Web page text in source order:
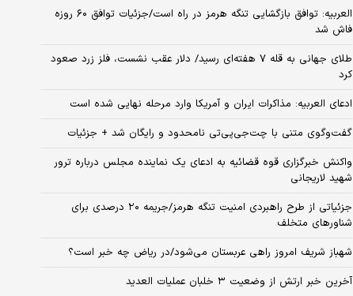
العربیه: توافق بازگشایی تنگه هرمز در راه است/جزئیات توافق ۶۰ روزه
فاش شد
طلای جهانی به قله ۷ هفته‌ای رسید/ دلار عقب نشست، فلز زرد صعود
کرد
ادعای العربیه: مذاکرات ایران و آمریکا وارد مرحله نهایی شده است
گفت‌وگوی متنی با چت‌جی‌پی‌تی نامحدود و رایگان شد + جزئیات
واکنش خبرگزاری قوه قضائیه به ادعای یک نماینده مجلس درباره ترور
شهید لاریجانی
جزئیاتی از طرح راهبردی امنیت تنگه هرمز/جریمه ۲۰ درصدی برای
شناورهای متخلف
شهباز شریف امروز راهی عربستان می‌شود/در ریاض چه خبر است؟
آخرین خبر ارتش از وضعیت ۳ خلبان عملیات العدید